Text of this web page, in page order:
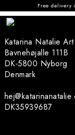
Free delivery
Katarina Natalie Art
Bavnehøjalle 111B
DK-5800 Nyborg
Denmark
DK35939687